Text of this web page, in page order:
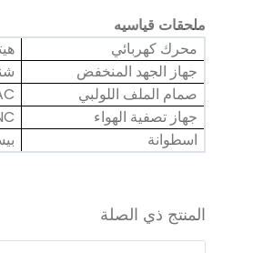
ملحقات قياسيه
محرك كهربائي
جهاز الجهد المنخفض
صمام الملف اللولبي
جهاز تصفية الهواء
اسطوانة
المنتج ذي الصلة